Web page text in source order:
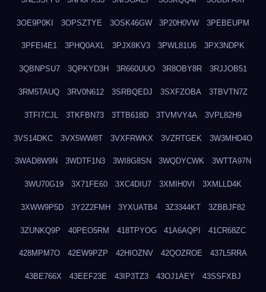
3OE9P0KI 3OPSZTYE 3OSK46GW 3P20H0VW 3PEBEUPM
3PFEI4E1 3PHQ0AXL 3PJX8KV3 3PWL81U6 3PX3NDPK
3QBNPSU7 3QPKYD3H 3R660UUO 3R8OBY8R 3RJJOB51
3RM5TAUQ 3RV0N612 3SRBQEDJ 3SXFZOBA 3TBVTN7Z
3TFI7CJL 3TKFBN73 3TTB618D 3TVMVY4A 3VPL82H9
3VS14DKC 3VX5WW8T 3VXFRWKX 3VZRTGEK 3W3MHD4O
3WAD8W9N 3WDTF1N3 3WI8G8SN 3WQDYCWK 3WTTA97N
3WU70G19 3X71FE60 3XC4DIU7 3XMIH0VI 3XMLLD4K
3XWW9P5D 3Y2Z2FMH 3YXUATB4 3Z3344KT 3ZBBJF82
3ZUNKQ9P 40PEO5RM 418TPYOG 41A6AQPI 41CR68ZC
428MPM7O 42EW9PZP 42HIOZNV 42QOZROE 437L5RRA
43BE766X 43EEF23E 43IP3TZ3 43OJ1AEY 43SSFXBJ